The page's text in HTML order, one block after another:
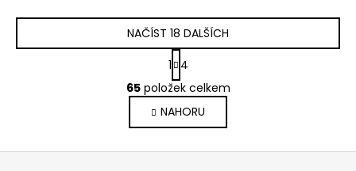
O
v
l
á
d
NAČÍST 18 DALŠÍCH
S
t
r
á
n
k
o
1
4
65položek celkem
NAHORU